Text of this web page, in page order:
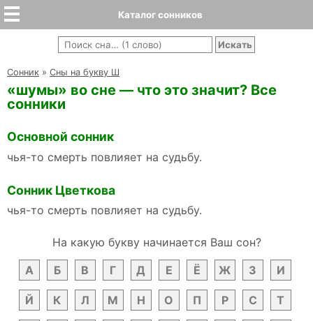
Каталог сонников
Cонник » Сны на букву Ш
«шумы» во сне — что это значит? Все
сонники
Основной сонник
чья-то смерть повлияет на судьбу.
Сонник Цветкова
чья-то смерть повлияет на судьбу.
На какую букву начинается Ваш сон?
А
Б В Г Д Е Ё Ж З И
Й К Л М Н О П Р С Т